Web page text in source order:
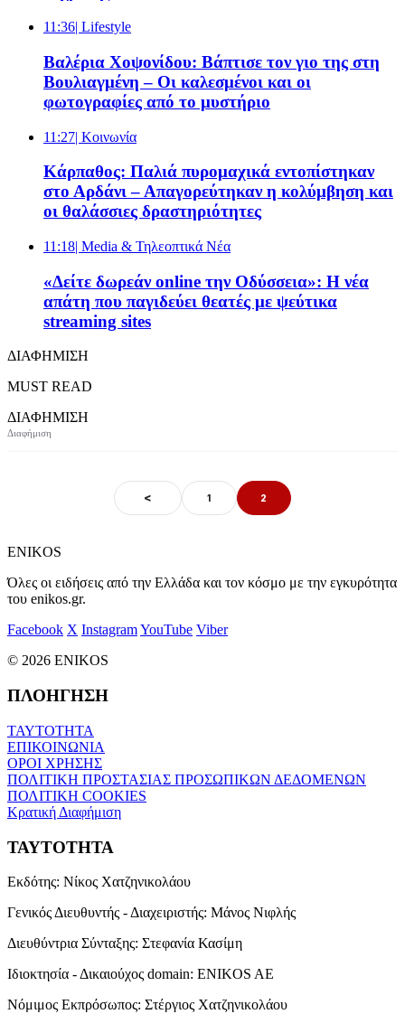
11:36| Lifestyle
Βαλέρια Χοψονίδου: Βάπτισε τον γιο της στη
Βουλιαγμένη – Οι καλεσμένοι και οι
φωτογραφίες από το μυστήριο
11:27| Κοινωνία
Κάρπαθος: Παλιά πυρομαχικά εντοπίστηκαν
στο Αρδάνι – Απαγορεύτηκαν η κολύμβηση και
οι θαλάσσιες δραστηριότητες
11:18| Media & Τηλεοπτικά Νέα
«Δείτε δωρεάν online την Οδύσσεια»: Η νέα
απάτη που παγιδεύει θεατές με ψεύτικα
streaming sites
ΔΙΑΦΗΜΙΣΗ
MUST READ
ΔΙΑΦΗΜΙΣΗ
< 1 2
ENIKOS
Όλες οι ειδήσεις από την Ελλάδα και τον κόσμο με την εγκυρότητα
του enikos.gr.
Facebook X InstagramYouTube Viber
© 2026 ENIKOS
ΠΛΟΗΓΗΣΗ
ΤΑΥΤΟΤΗΤΑ
ΕΠΙΚΟΙΝΩΝΙΑ
ΟΡΟΙ ΧΡΗΣΗΣ
ΠΟΛΙΤΙΚΗ ΠΡΟΣΤΑΣΙΑΣ ΠΡΟΣΩΠΙΚΩΝ ΔΕΔΟΜΕΝΩΝ
ΠΟΛΙΤΙΚΗ COOKIES
Κρατική Διαφήμιση
ΤΑΥΤΟΤΗΤΑ
Εκδότης: Νίκος Χατζηνικολάου
Γενικός Διευθυντής - Διαχειριστής: Μάνος Νιφλής
Διευθύντρια Σύνταξης: Στεφανία Κασίμη
Ιδιοκτησία - Δικαιούχος domain: ENIKOS AE
Νόμιμος Εκπρόσωπος: Στέργιος Χατζηνικολάου